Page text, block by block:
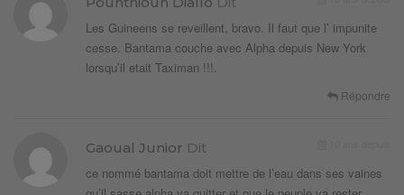
Les Guineens se reveillent, bravo. Il faut que l’ impunite
cesse. Bantama couche avec Alpha depuis New York
lorsqu’il etait Taximan !!!.
Répondre
Gaoual Junior Dit
ce nommé bantama doit mettre de l’eau dans ses vaines